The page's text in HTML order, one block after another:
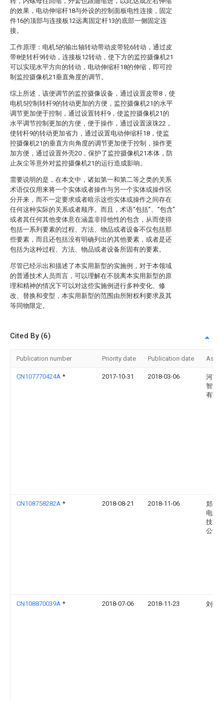
的效果，电动伸缩杆18与外设的控制面板电性连接，固定
件16的顶部与连接板12远离固定杆13的底部一侧固定连
接。
工作原理：电机5的输出轴转动带动皮带轮6转动，通过皮
带8使转杆9转动，连接板12转动，使下方的监控摄像机21
可以实现水平方向的转动，电动伸缩杆18的伸缩，即可控
制监控摄像机21垂直角度的调节。
综上所述，该便调节的监控摄像设备，通过设置皮带8，使
电机5控制转杆9的转动更加的方便，监控摄像机21的水平
调节更加便于控制，通过设置转杆9，使监控摄像机21的
水平调节控制更加的方便，便于操作，通过设置滚珠22，
使转杆9的转动更加省力，通过设置电动伸缩杆18，使监
控摄像机21的垂直方向角度的调节更加便于控制，操作更
加方便，通过设置外壳20，保护了监控摄像机21本体，防
止灰尘等意外对监控摄像机21的运行造成影响。
需要说明的是，在本文中，诸如第一和第二等之类的关系
术语仅仅用来将一个实体或者操作与另一个实体或操作区
分开来，而不一定要求或者暗示这些实体或操作之间存在
任何这种实际的关系或者顺序。而且，术语“包括”、“包含”
或者其任何其他变体意在涵盖非排他性的包含，从而使得
包括一系列要素的过程、方法、物品或者设备不仅包括那
些要素，而且还包括没有明确列出的其他要素，或者是还
包括为这种过程、方法、物品或者设备所固有的要素。
尽管已经示出和描述了本实用新型的实施例，对于本领域
的普通技术人员而言，可以理解在不脱离本实用新型的原
理和精神的情况下可以对这些实施例进行多种变化、修
改、替换和变型，本实用新型的范围由所附权利要求及其
等同物限定。
Cited By (6)
Publication number Priority date Publication date
CN107770424A * 2017-10-31 2018-03-06
河南
智能
有限
CN108758282A * 2018-08-21 2018-11-06
郑州
电子
技术
公司
CN108870039A * 2018-07-06 2018-11-23 刘佩